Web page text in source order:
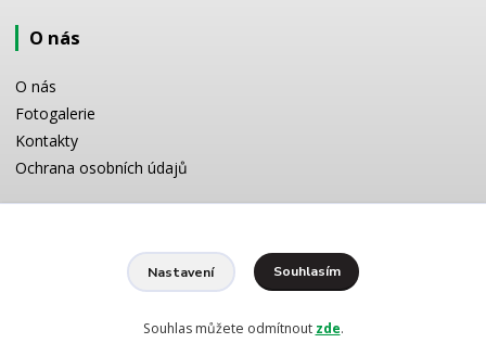
O nás
O nás
Fotogalerie
Kontakty
Ochrana osobních údajů
Potřebujete poradit s výběrem? Neváhejte se zeptat:
+420 728 772 566
info@reklamnipiskovani.cz
Nastavení Souhlasím
Souhlas můžete odmítnout zde.